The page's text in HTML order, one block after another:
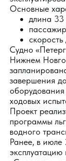
Основные
длина
Судно
Нижнем
завершения
ходовых
Проект
программы
водного
Ранее, в июле